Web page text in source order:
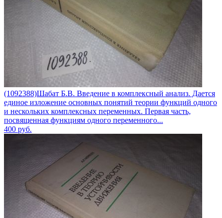
(1092388)Шабат Б.В. Введение в комплексный анализ. Дается
единое изложение основных понятий теории функций одного
и нескольких комплексных переменных. Первая часть,
посвященная функциям одного переменного...
400 руб.